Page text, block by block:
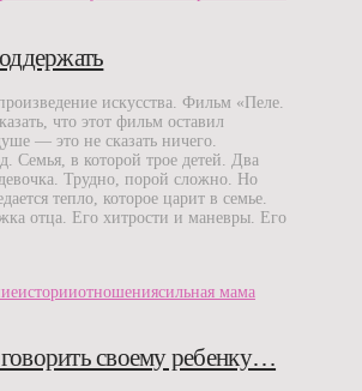
искусства. Фильм «Пеле.
что этот фильм оставил
— это не сказать ничего.
Семья, в которой трое детей. Два
Трудно, порой сложно. Но
тепло, которое царит в семье.
отца. Его хитрости и маневры. Его
историиотношениясильная мама
своему ребенку…